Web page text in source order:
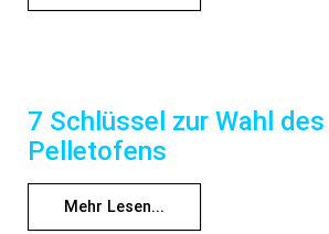
7 Schlüssel zur Wahl
Pelletofens
Mehr Lesen...